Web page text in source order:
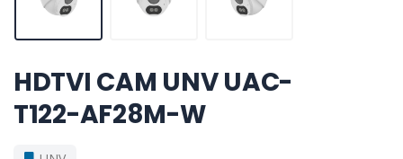
HDTVI CAM UNV UAC-
T122-AF28M-W